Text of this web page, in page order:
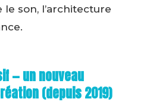
son, l’architecture
— un nouveau
(depuis 2019)